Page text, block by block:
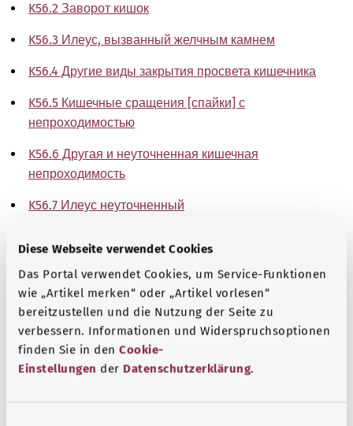
Diese Webseite verwendet Cookies
Das Portal verwendet Cookies, um Service-Funktionen
wie „Artikel merken“ oder „Artikel vorlesen“
bereitzustellen und die Nutzung der Seite zu
verbessern. Informationen und Widerspruchsoptionen
finden Sie in den Cookie-
Einstellungen der Datenschutzerklärung.
K56.2 Заворот кишок
K56.3 Илеус, вызванный желчным камнем
K56.4 Другие виды закрытия просвета кишечника
K56.5 Кишечные сращения [спайки] с
непроходимостью
K56.6 Другая и неуточненная кишечная
непроходимость
K56.7 Илеус неуточненный
Указание
Источник
The explanations of ICD and OPS codes are provided by
the non-profit organization “Was hab’ ich?”
gemeinnützige GmbH on behalf of the Federal Ministry of